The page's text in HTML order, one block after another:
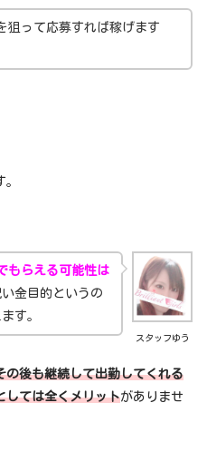
狙って応募すれば稼げます
スタッフゆう
もらえる可能性は
金目的というの
す。
の後も継続して出勤してくれる
しては全くメリットがありませ